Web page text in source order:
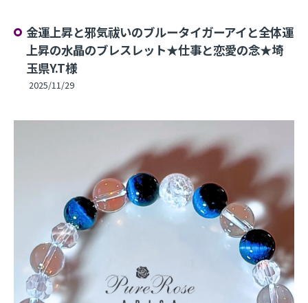
金運上昇と邪気祓いのブルータイガーアイと全体運
上昇の水晶のブレスレット★仕事と恋愛の念★埼
玉県Y.T様
2025/11/29